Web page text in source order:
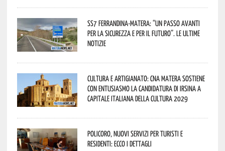
SS7 Ferrandina-Matera: “Un passo avanti
per la sicurezza e per il futuro”. Le ultime
notizie
Cultura e Artigianato: CNA Matera sostiene
con entusiasmo la candidatura di Irsina a
Capitale Italiana della Cultura 2029
Policoro, nuovi servizi per turisti e
residenti: ecco i dettagli